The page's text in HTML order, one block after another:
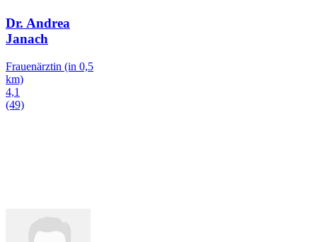
Dr. Andrea
Janach
Frauenärztin (in 0,5
km)
4,1
(49)